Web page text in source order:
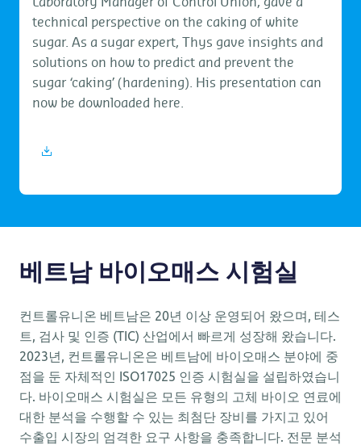
technical perspective on the caking of white
sugar. As a sugar expert, Thys gave insights and
solutions on how to predict and prevent the
sugar ‘caking’ (hardening). His presentation can
now be downloaded here.
베트남 바이오매스 시험실
컨트롤유니온 베트남은 20년 이상 운영되어 왔으며, 테스
트, 검사 및 인증 (TIC) 산업에서 빠르게 성장해 왔습니다.
2023년, 컨트롤유니온은 베트남에 바이오매스 분야에 중
점을 둔 자체적인 ISO17025 인증 시험실을 설립하였습니
다. 바이오매스 시험실은 모든 유형의 고체 바이오 연료에
대한 분석을 수행할 수 있는 최첨단 장비를 가지고 있어
수출입 시장의 엄격한 요구 사항을 충족합니다. 전문 분석